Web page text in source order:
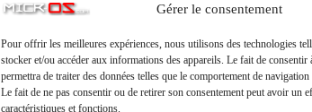
Gérer le consentement
Pour offrir les meilleures expériences, nous utilisons des technologies
stocker et/ou accéder aux informations des appareils. Le fait de consentir
permettra de traiter des données telles que le comportement de
Le fait de ne pas consentir ou de retirer son consentement peut avoir un
caractéristiques et fonctions.